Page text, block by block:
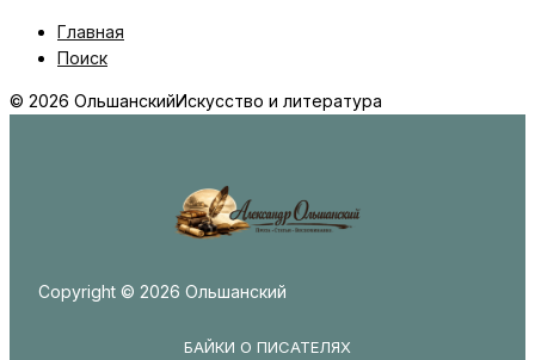
Главная
Поиск
© 2026 ОльшанскийИскусство и литература
Copyright © 2026 Ольшанский
БАЙКИ О ПИСАТЕЛЯХ